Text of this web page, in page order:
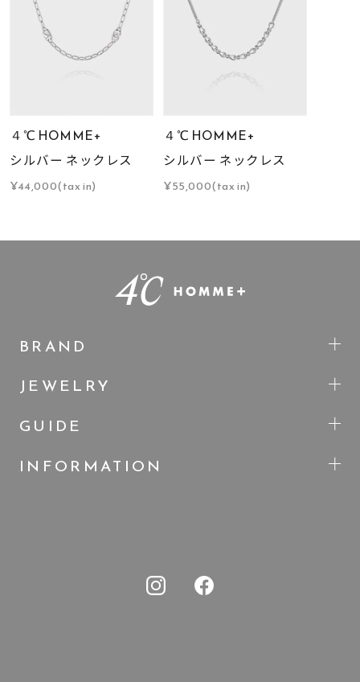
４℃ HOMME+
シルバー ネックレス
¥44,000(tax in)
４℃ HOMME+
シルバー ネックレス
¥55,000(tax in)
BRAND
JEWELRY
GUIDE
INFORMATION